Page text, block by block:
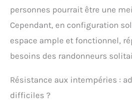
piquets
mais
au vent.
violents
personnes pourrait être une
Cependant, en configuration
espace ample et fonctionnel,
besoins des randonneurs
Résistance aux intempéries :
difficiles ?